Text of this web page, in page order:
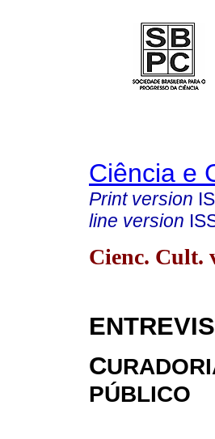
Ciência e
Print version
line version
Cienc. Cult.
C
PÚBLICO